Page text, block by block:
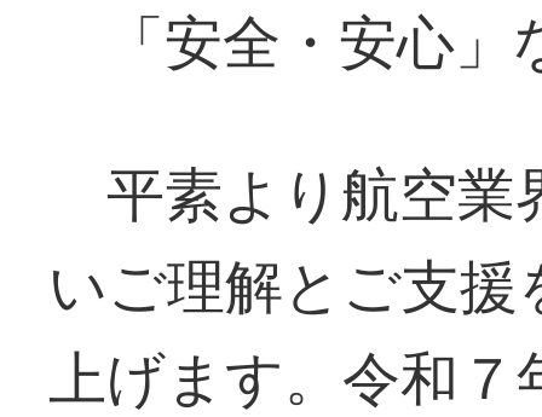
「安全・安心
平素より航空業
いご理解とご支
上げます。令和